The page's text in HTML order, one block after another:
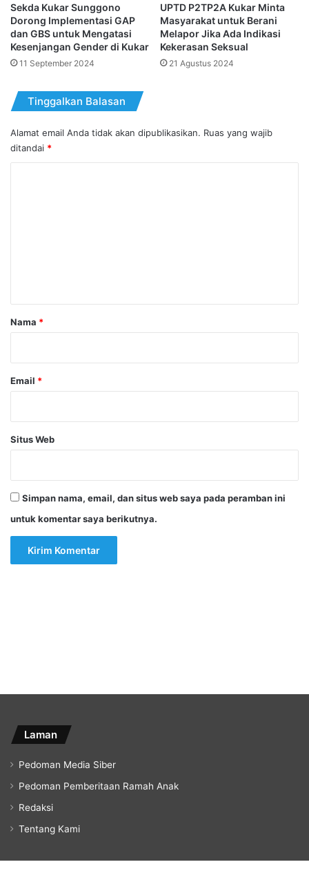
Sekda Kukar Sunggono
Dorong Implementasi GAP
dan GBS untuk Mengatasi
Kesenjangan Gender di Kukar
11 September 2024
UPTD P2TP2A Kukar Minta
Masyarakat untuk Berani
Melapor Jika Ada Indikasi
Kekerasan Seksual
21 Agustus 2024
Tinggalkan Balasan
Alamat email Anda tidak akan dipublikasikan. Ruas yang wajib
ditandai *
rNama *
Email *
Situs Web
Simpan nama, email, dan situs web saya pada peramban ini
untuk komentar saya berikutnya.
Laman
Pedoman Media Siber
Pedoman Pemberitaan Ramah Anak
Redaksi
Tentang Kami